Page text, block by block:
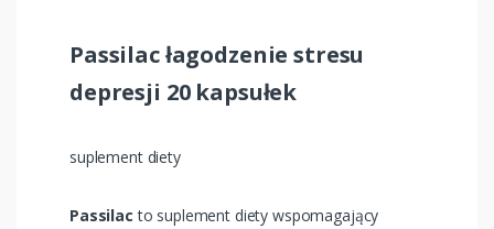
Passilac łagodzenie stresu
depresji 20 kapsułek
suplement diety
Passilacto suplement diety wspomagający